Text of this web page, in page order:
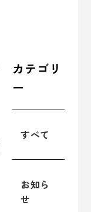
カテゴリ
ー
すべて
お知ら
せ